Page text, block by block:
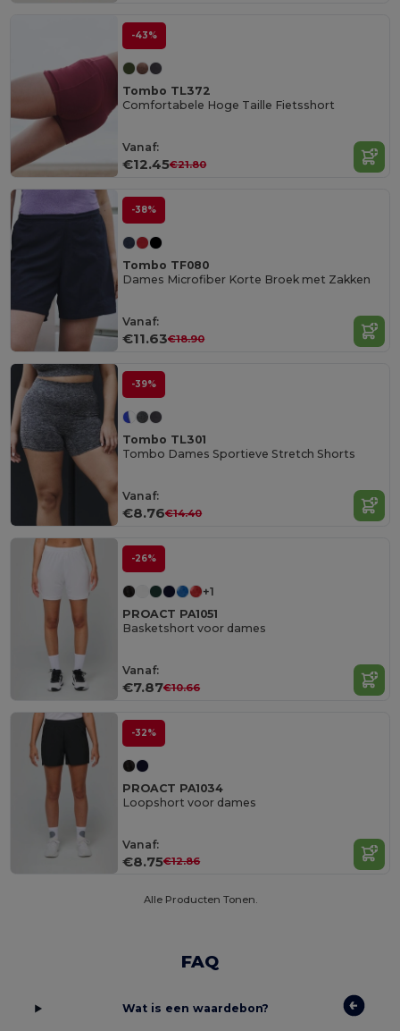
-43%
Tombo TL372
Comfortabele Hoge Taille Fietsshort
Vanaf:
€12.45€21.80
-38%
Tombo TF080
Dames Microfiber Korte Broek met Zakken
Vanaf:
€11.63€18.90
-39%
Tombo TL301
Tombo Dames Sportieve Stretch Shorts
Vanaf:
€8.76€14.40
-26%
+1
PROACT PA1051
Basketshort voor dames
Vanaf:
€7.87€10.66
-32%
PROACT PA1034
Loopshort voor dames
Vanaf:
€8.75€12.86
Alle Producten Tonen.
FAQ
Wat is een waardebon?